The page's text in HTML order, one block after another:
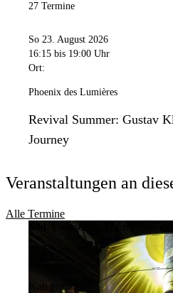
27 Termine
So 23. August 2026
16:15 bis 19:00 Uhr
Ort:
Phoenix des Lumières
Revival Summer: Gustav
Journey
Veranstaltungen an
Alle Termine
Culturespaces / Eric Spiller
Kategorie: